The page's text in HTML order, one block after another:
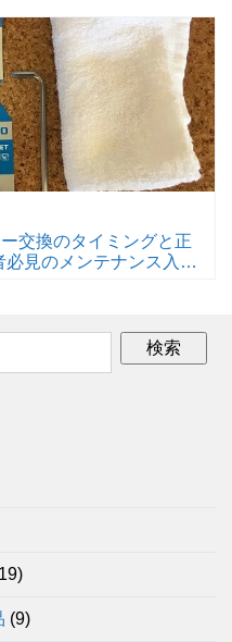
交換のタイミングと正
見のメンテナンス入
(9)